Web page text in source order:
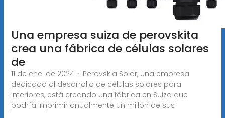
Una empresa suiza de perovskita
crea una fábrica de células solares
de
11 de ene. de 2024 · Perovskia Solar, una empresa
dedicada al desarrollo de células solares para
interiores, está creando una fábrica en Suiza que
podría imprimir anualmente un millón de sus